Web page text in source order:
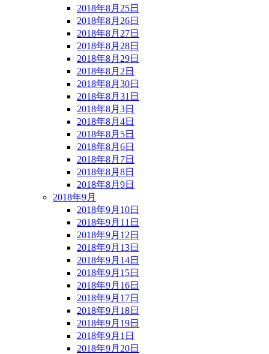
2018年8月25日
2018年8月26日
2018年8月27日
2018年8月28日
2018年8月29日
2018年8月2日
2018年8月30日
2018年8月31日
2018年8月3日
2018年8月4日
2018年8月5日
2018年8月6日
2018年8月7日
2018年8月8日
2018年8月9日
2018年9月
2018年9月10日
2018年9月11日
2018年9月12日
2018年9月13日
2018年9月14日
2018年9月15日
2018年9月16日
2018年9月17日
2018年9月18日
2018年9月19日
2018年9月1日
2018年9月20日